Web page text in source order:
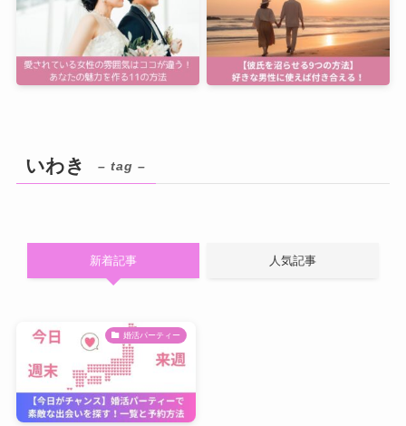
いわき – tag –
新着記事 人気記事
婚活パーティー